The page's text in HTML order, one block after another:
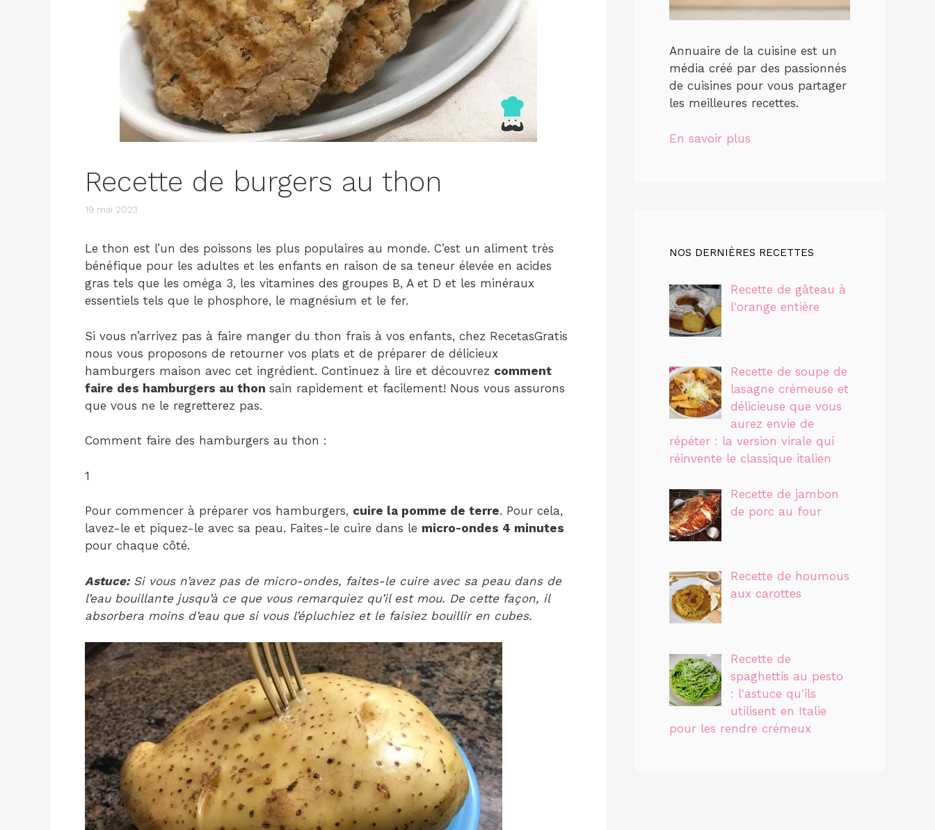
Recette de burgers au thon
19 mai 2023
Le thon est l’un des poissons les plus populaires au monde. C’est un aliment très
bénéfique pour les adultes et les enfants en raison de sa teneur élevée en acides
gras tels que les oméga 3, les vitamines des groupes B, A et D et les minéraux
essentiels tels que le phosphore, le magnésium et le fer.
Si vous n’arrivez pas à faire manger du thon frais à vos enfants, chez RecetasGratis
nous vous proposons de retourner vos plats et de préparer de délicieux
hamburgers maison avec cet ingrédient. Continuez à lire et découvrez comment
faire des hamburgers au thon sain rapidement et facilement! Nous vous assurons
que vous ne le regretterez pas.
Comment faire des hamburgers au thon :
1
Pour commencer à préparer vos hamburgers, cuire la pomme de terre. Pour cela,
lavez-le et piquez-le avec sa peau. Faites-le cuire dans le micro-ondes 4 minutes
pour chaque côté.
Astuce:Si vous n’avez pas de micro-ondes, faites-le cuire avec sa peau dans de
l’eau bouillante jusqu’à ce que vous remarquiez qu’il est mou. De cette façon, il
absorbera moins d’eau que si vous l’épluchiez et le faisiez bouillir en cubes.
Annuaire de la cuisine est un
média créé par des passionnés
de cuisines pour vous partager
les meilleures recettes.
En savoir plus
NOS DERNIÈRES RECETTES
Recette de gâteau à
l'orange entière
Recette de soupe de
lasagne crémeuse et
délicieuse que vous
aurez envie de
répéter : la version virale qui
réinvente le classique italien
Recette de jambon
de porc au four
Recette de houmous
aux carottes
Recette de
spaghettis au pesto
: l'astuce qu'ils
utilisent en Italie
pour les rendre crémeux